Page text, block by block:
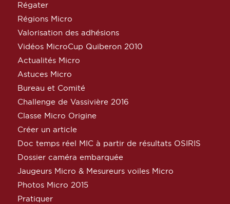
Régater
Régions Micro
Valorisation des adhésions
Vidéos MicroCup Quiberon 2010
Actualités Micro
Astuces Micro
Bureau et Comité
Challenge de Vassivière 2016
Classe Micro Origine
Créer un article
Doc temps réel MIC à partir de résultats OSIRIS
Dossier caméra embarquée
Jaugeurs Micro & Mesureurs voiles Micro
Photos Micro 2015
Pratiquer